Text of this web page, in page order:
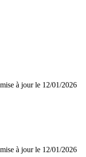
à jour le 12/01/2026
à jour le 12/01/2026